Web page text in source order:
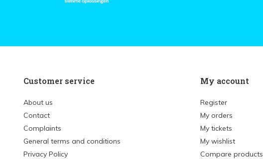
Customer service
About us
Contact
Complaints
General terms and conditions
Privacy Policy
My account
Register
My orders
My tickets
My wishlist
Compare products